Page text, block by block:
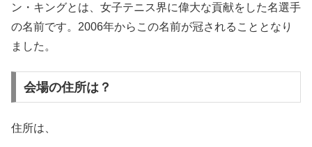
ン・キングとは、女子テニス界に偉大な貢献をした名選手
の名前です。2006年からこの名前が冠されることとなり
ました。
会場の住所は？
住所は、